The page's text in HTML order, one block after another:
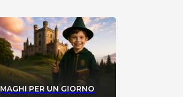
MAGHI PER UN GIORNO